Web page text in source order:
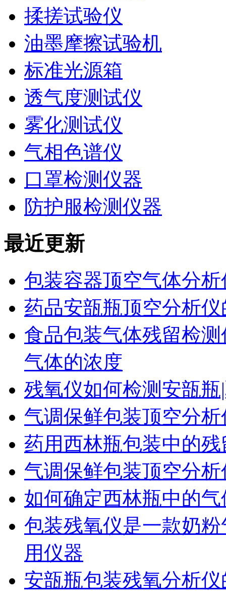
揉搓试验仪
油墨摩擦试验机
标准光源箱
透气度测试仪
雾化测试仪
气相色谱仪
口罩检测仪器
防护服检测仪器
最近更新
包装容器顶空气体分
药品安瓿瓶顶空分析
食品包装气体残留检
气体的浓度
残氧仪如何检测安瓿
气调保鲜包装顶空分
药用西林瓶包装中的
气调保鲜包装顶空分
如何确定西林瓶中的
包装残氧仪是一款奶
用仪器
安瓿瓶包装残氧分析